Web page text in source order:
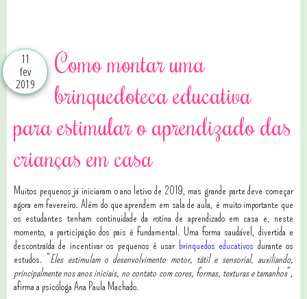
11
fev
2019
Como montar uma
brinquedoteca educativa
para estimular o aprendizado das
crianças em casa
Muitos pequenos já iniciaram o ano letivo de 2019, mas grande parte deve começar
agora em fevereiro. Além do que aprendem em sala de aula, é muito importante que
os estudantes tenham continuidade da rotina de aprendizado em casa e, neste
momento, a participação dos pais é fundamental. Uma forma saudável, divertida e
descontraída de incentivar os pequenos é usar brinquedos educativos durante os
estudos. “Eles estimulam o desenvolvimento motor, tátil e sensorial, auxiliando,
principalmente nos anos iniciais, no contato com cores, formas, texturas e tamanhos”,
afirma a psicóloga Ana Paula Machado.